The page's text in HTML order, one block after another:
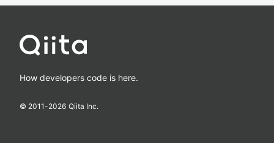
How developers code is here.
© 2011-2026 Qiita Inc.